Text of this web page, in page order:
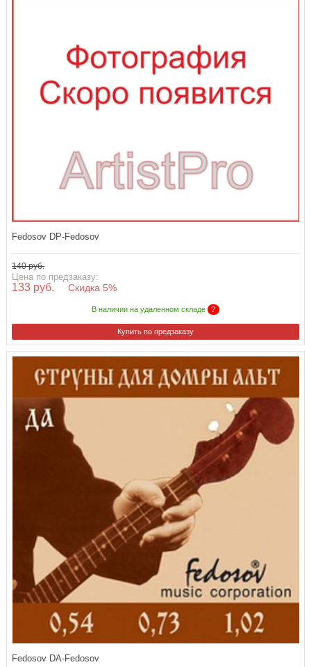
Fedosov DP-Fedosov
140 руб.
Цена по предзаказу:
133 руб. Скидка 5%
В наличии на удаленном складе ?
Купить по предзаказу
Fedosov DA-Fedosov